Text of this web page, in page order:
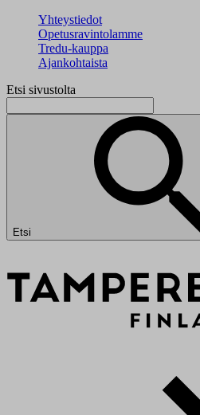
Yhteystiedot
Opetusravintolamme
Tredu-kauppa
Ajankohtaista
Etsi sivustolta
Etsi